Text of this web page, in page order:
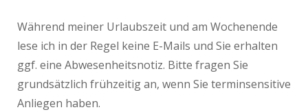
Während meiner Urlaubszeit und am Wochenende
lese ich in der Regel keine E-Mails und Sie erhalten
ggf. eine Abwesenheitsnotiz. Bitte fragen Sie
grundsätzlich frühzeitig an, wenn Sie terminsensitive
Anliegen haben.